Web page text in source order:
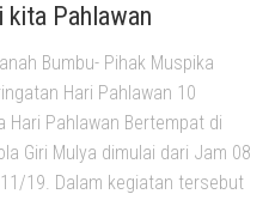
kita Pahlawan
Bumbu- Pihak Muspika
Hari Pahlawan 10
Hari Pahlawan Bertempat di
Giri Mulya dimulai dari Jam 08
19. Dalam kegiatan tersebut